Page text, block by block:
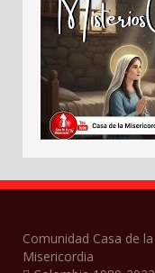
Comunidad Casa de la
Misericordia